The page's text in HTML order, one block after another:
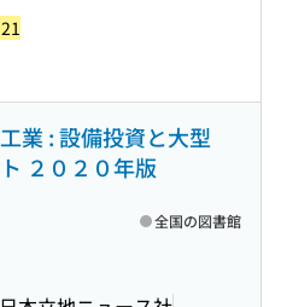
業 : 設備投資と大型
２０２０年版
全国の図書館